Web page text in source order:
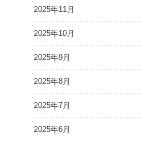
2025年11月
2025年10月
2025年9月
2025年8月
2025年7月
2025年6月